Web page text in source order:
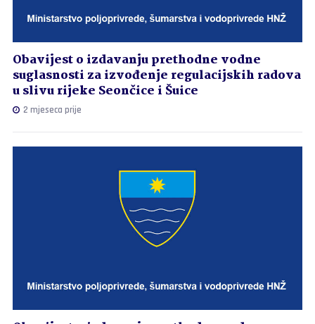
Obavijest o izdavanju prethodne vodne
suglasnosti za izvođenje regulacijskih radova
u slivu rijeke Seončice i Šuice
2 mjeseca prije